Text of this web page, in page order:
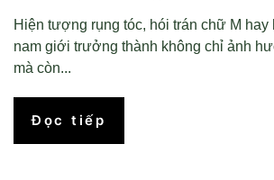
Hiện tượng rụng tóc, hói trán chữ M hay
nam giới trưởng thành không chỉ ảnh
mà còn...
Đọc tiếp